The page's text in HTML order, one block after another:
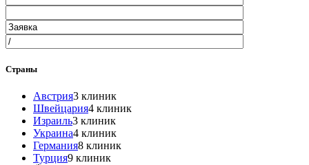
Страны
Австрия3 клиник
Швейцария4 клиник
Израиль3 клиник
Украина4 клиник
Германия8 клиник
Турция9 клиник